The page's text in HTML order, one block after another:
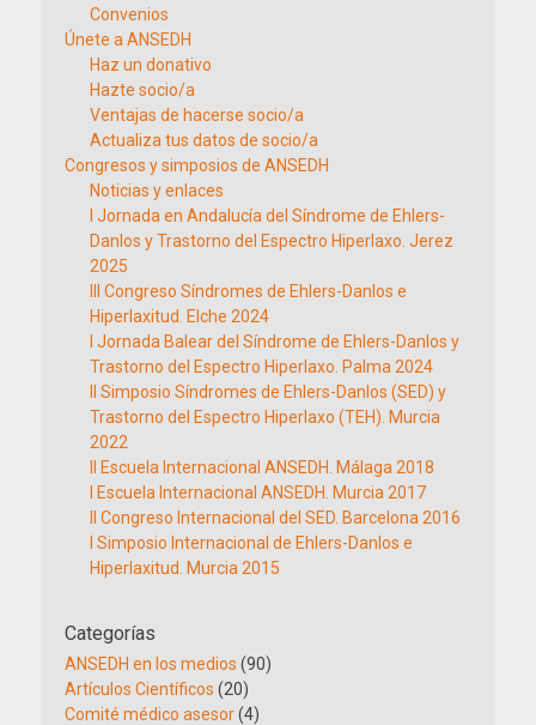
Convenios
Únete a ANSEDH
Haz un donativo
Hazte socio/a
Ventajas de hacerse socio/a
Actualiza tus datos de socio/a
Congresos y simposios de ANSEDH
Noticias y enlaces
I Jornada en Andalucía del Síndrome de Ehlers-
Danlos y Trastorno del Espectro Hiperlaxo. Jerez
2025
III Congreso Síndromes de Ehlers-Danlos e
Hiperlaxitud. Elche 2024
I Jornada Balear del Síndrome de Ehlers-Danlos y
Trastorno del Espectro Hiperlaxo. Palma 2024
II Simposio Síndromes de Ehlers-Danlos (SED) y
Trastorno del Espectro Hiperlaxo (TEH). Murcia
2022
II Escuela Internacional ANSEDH. Málaga 2018
I Escuela Internacional ANSEDH. Murcia 2017
II Congreso Internacional del SED. Barcelona 2016
I Simposio Internacional de Ehlers-Danlos e
Hiperlaxitud. Murcia 2015
Categorías
ANSEDH en los medios (90)
Artículos Científicos (20)
Comité médico asesor(4)